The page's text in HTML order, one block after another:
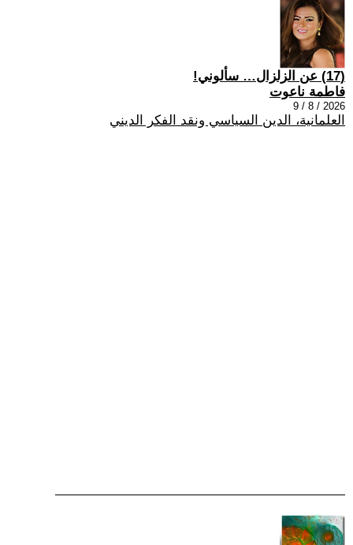
(17) عن الزلزال… سألوني!
فاطمة ناعوت
2026 / 8 / 9
العلمانية، الدين السياسي ونقد الفكر الديني